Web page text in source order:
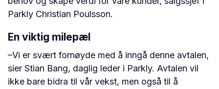
Parkly Christian Poulsson.
En viktig milepæl
–Vi er svært fornøyde med å inngå denne avtalen,
sier Stian Bang, daglig leder i Parkly. Avtalen vil
ikke bare bidra til vår vekst, men også til å